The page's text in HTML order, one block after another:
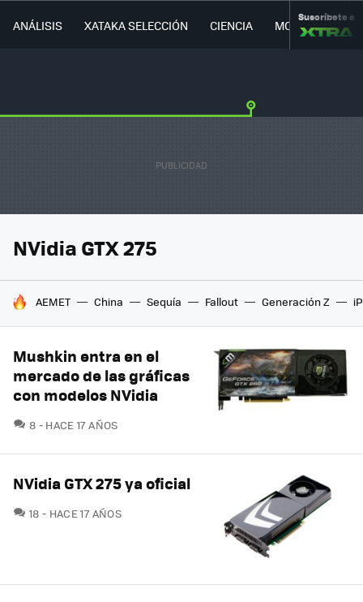
ANÁLISIS XATAKA SELECCIÓN CIENCIA MOVILIDAD
Suscríbete a
NVidia GTX 275
HOY SE HABLA DE
AEMET China Sequía Fallout Generación Z
Mushkin entra en el
mercado de las gráficas
con modelos NVidia
8 COMENTARIOS
HACE 17 AÑOS
NVidia GTX 275 ya oficial
18 COMENTARIOS
HACE 17 AÑOS